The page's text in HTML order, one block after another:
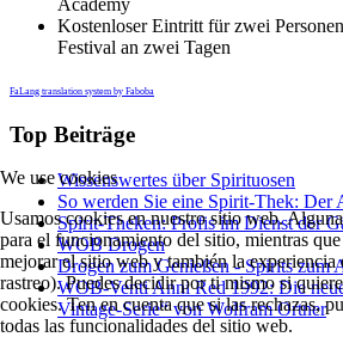
Kostenloser Eintritt für zwei
Festival an zwei Tagen
FaLang translation system by Faboba
Top Beiträge
Wissenswertes über Spirituosen
So werden Sie eine Spirit-Thek: Der
Spirit-Theken: Profis im Dienst der
WOB Drogen
Drogen zum Genießen - Spirits zum
WOB-Venti Anni Red 1992: Die
Vintage-Serie“ von Wolfram Ortner
We use cookies
Usamos cookies en nuestro sitio web.
para el funcionamiento del sitio, mientras
mejorar el sitio web y también la experiencia
rastreo). Puedes decidir por ti mismo si
cookies. Ten en cuenta que si las rechazas,
todas las funcionalidades del sitio web.